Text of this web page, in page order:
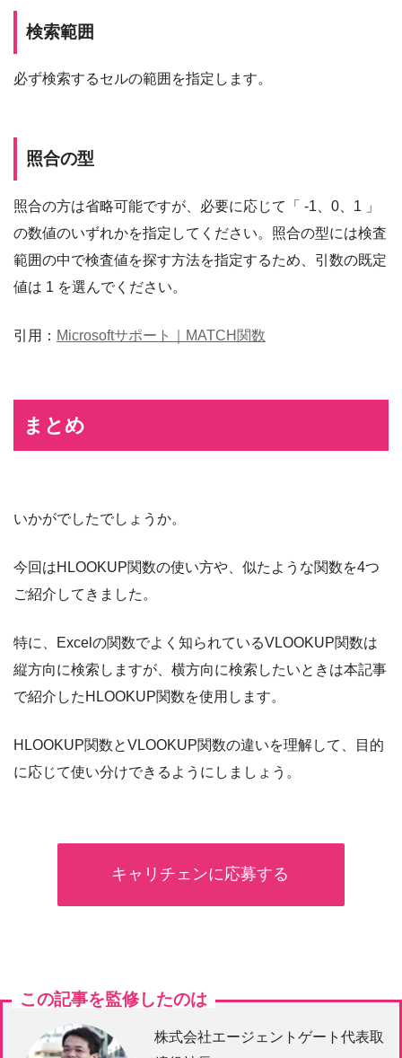
検索範囲
必ず検索するセルの範囲を指定します。
照合の型
照合の方は省略可能ですが、必要に応じて「 -1、0、1 」
の数値のいずれかを指定してください。照合の型には検査
範囲の中で検査値を探す方法を指定するため、引数の既定
値は 1 を選んでください。
引用： Microsoftサポート｜MATCH関数
まとめ
いかがでしたでしょうか。
今回はHLOOKUP関数の使い方や、似たような関数を4つ
ご紹介してきました。
特に、Excelの関数でよく知られているVLOOKUP関数は
縦方向に検索しますが、横方向に検索したいときは本記事
で紹介したHLOOKUP関数を使用します。
HLOOKUP関数とVLOOKUP関数の違いを理解して、目的
に応じて使い分けできるようにしましょう。
キャリチェンに応募する
この記事を監修したのは
株式会社エージェントゲート代表取